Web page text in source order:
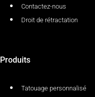
Contactez-nous
Droit de rétractation
Produits
Tatouage personnalisé